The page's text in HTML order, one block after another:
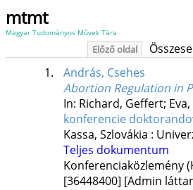
mtmt
Magyar Tudományos Művek Tára
Előző oldal
1.
András, Csehes
Abortion Regulation in
In: Richard, Geffert;
konferencie
Kassa, Szlovákia :
Teljes dokumentum
Konferenciaközlemény
[36448400] [Admin